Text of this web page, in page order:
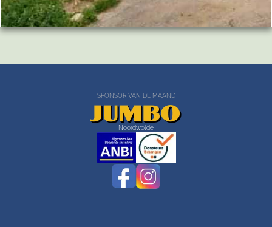
SPONSOR VAN DE MAAND
Noordwolde